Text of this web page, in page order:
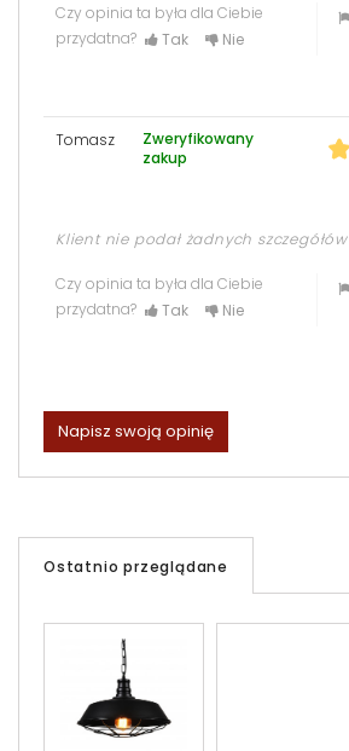
Czy opinia ta była dla Ciebie
przydatna?
Tak Nie
Tomasz
Zweryfikowany
zakup
Klient nie podał żadnych szczegółów
Czy opinia ta była dla Ciebie
przydatna?
Tak Nie
Napisz swoją opinię
Ostatnio przeglądane